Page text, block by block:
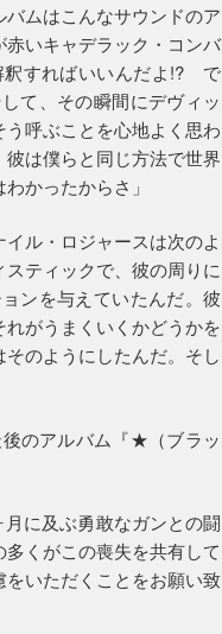
ムはこんなサウンドのア
いキャデラック・コンバ
釈すればいいんだよ!? で
て、その瞬間にデヴィッ
呼ぶことを心地よく思わ
は僕らと同じ方法で世界
かったからさ」
ル・ロジャースは次のよ
ティックで、彼の周りに
ンを与えていたんだ。彼
がうまくいくかどうかを
のようにしたんだ。そし
のアルバム『★（ブラッ
に及ぶ勇敢なガンとの闘
くがこの喪失を共有して
いただくことをお願い致